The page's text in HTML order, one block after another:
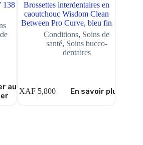
138
au
Brossettes interdentaires en
caoutchouc Wisdom Clean
Between Pro Curve, bleu fin
Conditions, Soins de
santé, Soins bucco-
dentaires
XAF5,800 En savoir plus